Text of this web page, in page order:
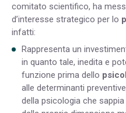
comitato scientifico, ha
d’interesse strategico per lo
infatti:
Rappresenta un
in quanto tale, inedita e
funzione prima dello
alle determinanti
della psicologia che